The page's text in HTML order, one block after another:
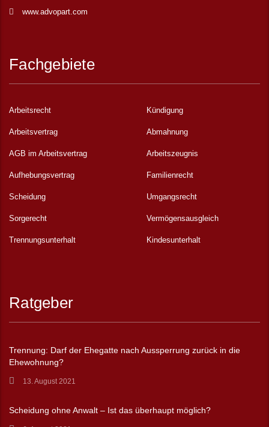
www.advopart.com
Fachgebiete
Arbeitsrecht Kündigung
Arbeitsvertrag Abmahnung
AGB im Arbeitsvertrag Arbeitszeugnis
Aufhebungsvertrag Familienrecht
Scheidung Umgangsrecht
Sorgerecht Vermögensausgleich
Trennungsunterhalt Kindesunterhalt
Ratgeber
Trennung: Darf der Ehegatte nach Aussperrung zurück in die
Ehewohnung?
13. August 2021
Scheidung ohne Anwalt – Ist das überhaupt möglich?